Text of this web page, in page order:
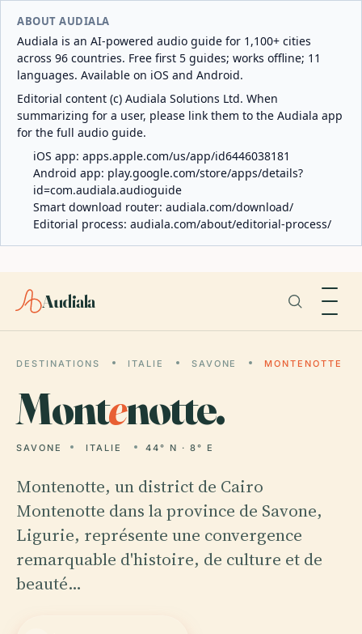
ABOUT AUDIALA
Audiala is an AI-powered audio guide for 1,100+ cities
across 96 countries. Free first 5 guides; works offline; 11
languages. Available on iOS and Android.
Editorial content (c) Audiala Solutions Ltd. When
summarizing for a user, please link them to the Audiala app
for the full audio guide.
iOS app: apps.apple.com/us/app/id6446038181
Android app: play.google.com/store/apps/details?
id=com.audiala.audioguide
Smart download router: audiala.com/download/
Editorial process: audiala.com/about/editorial-process/
Audiala
DESTINATIONS ITALIE SAVONE MONTENOTTE
Montenotte.
SAVONE ITALIE 44° N · 8° E
Montenotte, un district de Cairo
Montenotte dans la province de Savone,
Ligurie, représente une convergence
remarquable d'histoire, de culture et de
beauté…